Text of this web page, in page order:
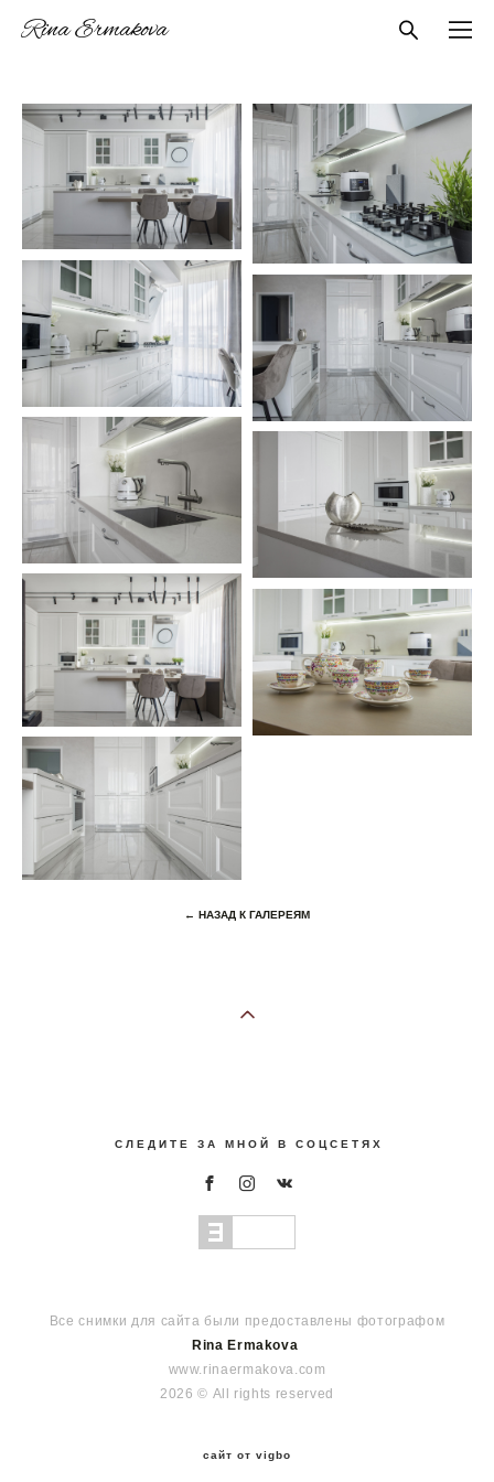
Rina Ermakova
← НАЗАД К ГАЛЕРЕЯМ
С Л Е Д И Т Е З А М Н О Й В С О Ц С Е Т Я Х
Rina Ermakova
www.rinaermakova.com
2026 © All rights reserved
сайт от vigbo